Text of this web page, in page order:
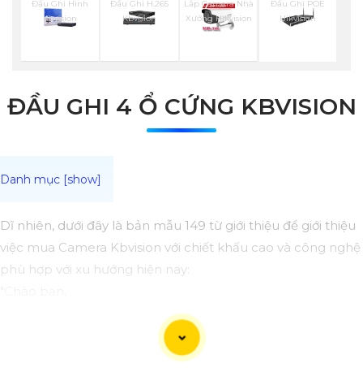
Đầu Ghi Hình
Kbvision
Đầu Ghi H.265
Kbvision
Lắp Camera Nhà
Xưởng Hikvision
Đầu Ghi POE
Hikvision
ĐẦU GHI 4 Ổ CỨNG KBVISION
Dĩ nhiên, dưới đây là bản mẫu 149 từ giới thiệu để giới thiệu
việc mua Camera Kbvision với chiết khấu cao và công nghệ
phù hợp với xu hướng hiện nay:
Bạn đang tìm kiếm Camera an ninh chất lượng cao với
chiết khấu hấp dẫn? Hãy cân nhắc đến Camera Kbvision -
dòng sản phẩm chất lượng hàng đầu với công nghệ hiện